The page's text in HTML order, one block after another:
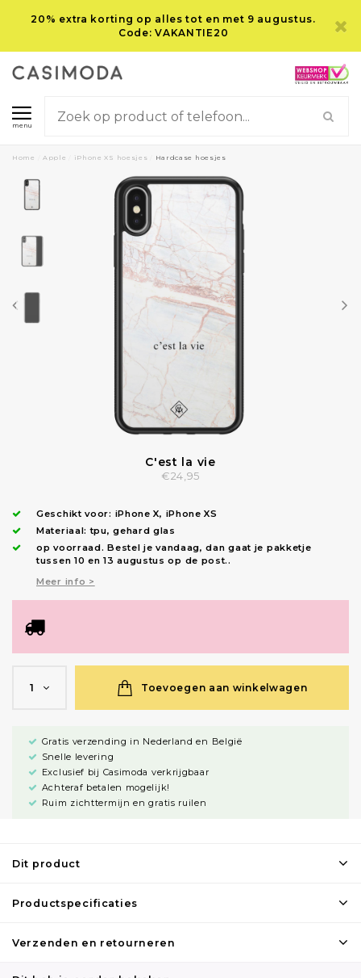
20% extra korting op alles tot en met 9 augustus.
Code: VAKANTIE20
menu
Home Apple iPhone XS hoesjes Hardcase hoesjes
C'est la vie
€24,95
Geschikt voor: iPhone X, iPhone XS
Materiaal: tpu, gehard glas
op voorraad.Bestel je vandaag, dan gaat je pakketje
tussen 10 en 13 augustus op de post..
Meer info >
1 Toevoegen aan winkelwagen
Gratis verzending in Nederland en België
Snelle levering
Exclusief bij Casimoda verkrijgbaar
Achteraf betalen mogelijk!
Ruim zichttermijn en gratis ruilen
Dit product
Productspecificaties
Verzenden en retourneren